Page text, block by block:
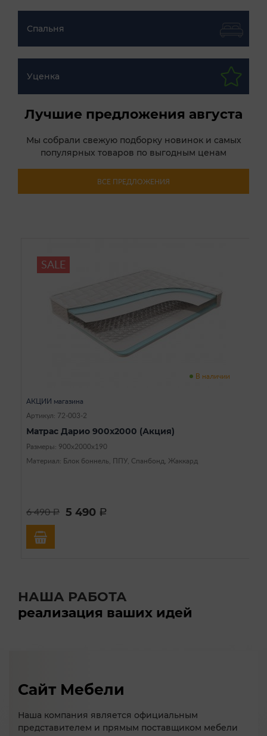
Спальня
Уценка
Лучшие предложения августа
Мы собрали свежую подборку новинок и самых
популярных товаров по выгодным ценам
ВСЕ ПРЕДЛОЖЕНИЯ
SALE
В наличии
АКЦИИ магазина
Артикул: 72-003-2
Матрас Дарио 900х2000 (Акция)
Размеры: 900х2000х190
Материал: Блок боннель, ППУ, Спанбонд, Жаккард
6 490a 5 490 a
НАША РАБОТА
реализация ваших идей
Сайт Мебели
Наша компания является официальным
представителем и прямым поставщиком мебели